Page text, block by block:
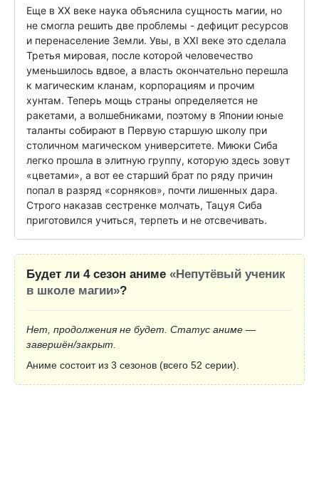
Еще в XX веке наука объяснила сущность магии, но
не смогла решить две проблемы - дефицит ресурсов
и перенаселение Земли. Увы, в XXI веке это сделала
Третья мировая, после которой человечество
уменьшилось вдвое, а власть окончательно перешла
к магическим кланам, корпорациям и прочим
хунтам. Теперь мощь страны определяется не
ракетами, а волшебниками, поэтому в Японии юные
таланты собирают в Первую старшую школу при
столичном магическом университете. Миюки Сиба
легко прошла в элитную группу, которую здесь зовут
«цветами», а вот ее старший брат по ряду причин
попал в разряд «сорняков», почти лишенных дара.
Строго наказав сестренке молчать, Тацуя Сиба
приготовился учиться, терпеть и не отсвечивать.
Будет ли 4 сезон аниме «Непутёвый ученик
в школе магии»?
Нет, продолжения не будет. Статус аниме —
завершён/закрыт.
Аниме состоит из 3 сезонов (всего 52 серии).